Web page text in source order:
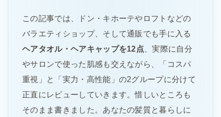
この記事では、ドン・キホーテやロフトなどの
バラエティショップ、そして通販でも手に入る
ヘアタオル・ヘアキャップを12点 、実際に自分
やサロンで使った肌感も交えながら、「コスパ
重視」と「実力・高性能」の2グループに分けて
正直にレビューしていきます。惜しいところも
そのまま書きました。あなたの髪質と暮らしに